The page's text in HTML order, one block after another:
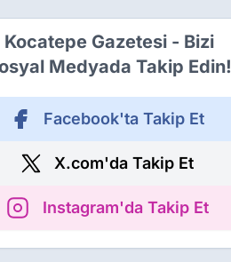
Kocatepe Gazetesi - Bizi
Medyada Takip Edin!
Facebook'ta Takip Et
X.com'da Takip Et
Instagram'da Takip Et